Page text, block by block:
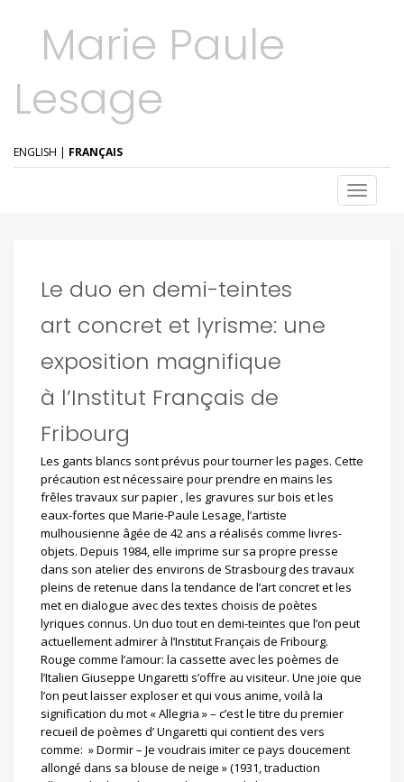
Marie Paule
Lesage
ENGLISH | FRANÇAIS
T
o
Le duo en demi-teintes
art concret et lyrisme: une
exposition magnifique
à l’Institut Français de
Fribourg
Les gants blancs sont prévus pour tourner les pages. Cette
précaution est nécessaire pour prendre en mains les
frêles travaux sur papier , les gravures sur bois et les
eaux-fortes que Marie-Paule Lesage, l’artiste
mulhousienne âgée de 42 ans a réalisés comme livres-
objets. Depuis 1984, elle imprime sur sa propre presse
dans son atelier des environs de Strasbourg des travaux
pleins de retenue dans la tendance de l’art concret et les
met en dialogue avec des textes choisis de poètes
lyriques connus. Un duo tout en demi-teintes que l’on peut
actuellement admirer à l’Institut Français de Fribourg.
Rouge comme l’amour: la cassette avec les poèmes de
l’Italien Giuseppe Ungaretti s’offre au visiteur. Une joie que
l’on peut laisser exploser et qui vous anime, voilà la
signification du mot « Allegria » – c’est le titre du premier
recueil de poèmes d’ Ungaretti qui contient des vers
comme: » Dormir – Je voudrais imiter ce pays doucement
allongé dans sa blouse de neige » (1931, traduction